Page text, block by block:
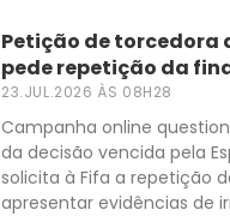
Petição de torcedora
pede repetição da
23.JUL.2026 ÀS 08H28
Campanha online
da decisão vencida pela
solicita à Fifa a repetição
apresentar evidências de